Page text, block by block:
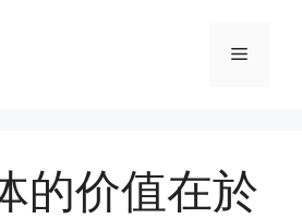
Menu
的价值在於